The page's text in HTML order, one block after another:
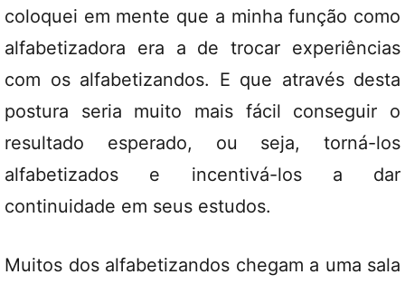
coloquei em mente que a minha função como
alfabetizadora era a de trocar experiências
com os alfabetizandos. E que através desta
postura seria muito mais fácil conseguir o
resultado esperado, ou seja, torná-los
alfabetizados e incentivá-los a dar
continuidade em seus estudos.
Muitos dos alfabetizandos chegam a uma sala